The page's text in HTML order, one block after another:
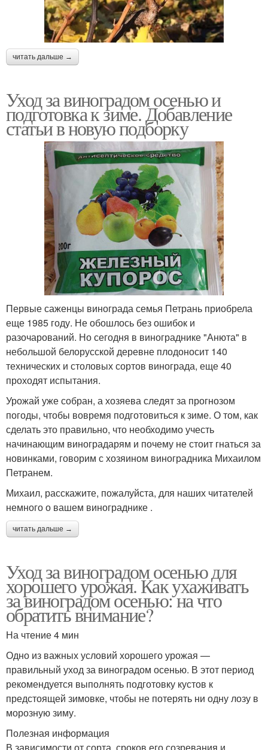
читать дальше →
Уход за виноградом осенью и
подготовка к зиме. Добавление
статьи в новую подборку
Первые саженцы винограда семья Петрань приобрела
еще 1985 году. Не обошлось без ошибок и
разочарований. Но сегодня в винограднике "Анюта" в
небольшой белорусской деревне плодоносит 140
технических и столовых сортов винограда, еще 40
проходят испытания.
Урожай уже собран, а хозяева следят за прогнозом
погоды, чтобы вовремя подготовиться к зиме. О том, как
сделать это правильно, что необходимо учесть
начинающим виноградарям и почему не стоит гнаться за
новинками, говорим с хозяином виноградника Михаилом
Петранем.
Михаил, расскажите, пожалуйста, для наших читателей
немного о вашем винограднике .
читать дальше →
Уход за виноградом осенью для
хорошего урожая. Как ухаживать
за виноградом осенью: на что
обратить внимание?
На чтение 4 мин
Одно из важных условий хорошего урожая —
правильный уход за виноградом осенью. В этот период
рекомендуется выполнять подготовку кустов к
предстоящей зимовке, чтобы не потерять ни одну лозу в
морозную зиму.
Полезная информация